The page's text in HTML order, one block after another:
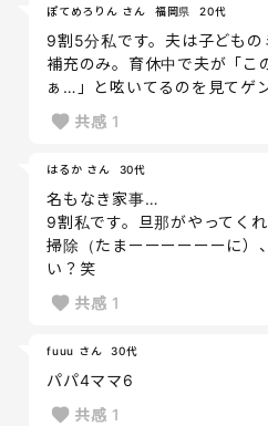
ぽてめろりん さん 福岡県 20代
9割5分私です。夫は子ども
補充のみ。育休中で夫が「こ
ぁ…」と呟いてるのを見てゲ
共感 1
はるか さん 30代
名もなき家事…
9割私です。旦那がやってく
掃除（たまーーーーーーに）
い？笑
共感 1
fuuu さん 30代
パパ4ママ6
共感 1